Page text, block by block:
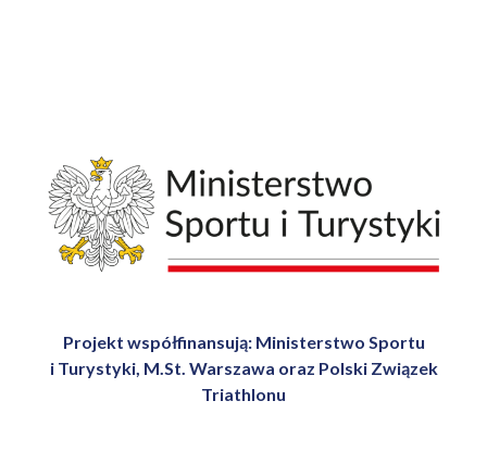
Projekt współfinansują: Ministerstwo Sportu
i Turystyki, M.St. Warszawa oraz Polski Związek
Triathlonu